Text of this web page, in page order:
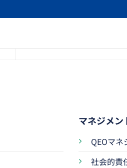
マネジメン
QEOマ
社会的責